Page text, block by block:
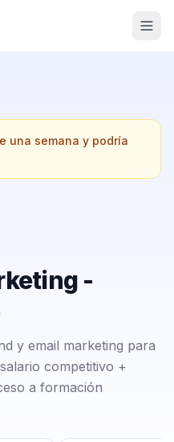
una semana y podría
-
y email marketing para
competitivo +
a formación